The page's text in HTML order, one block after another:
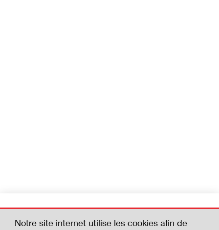
Notre site internet utilise les cookies afin de
Devenez membre